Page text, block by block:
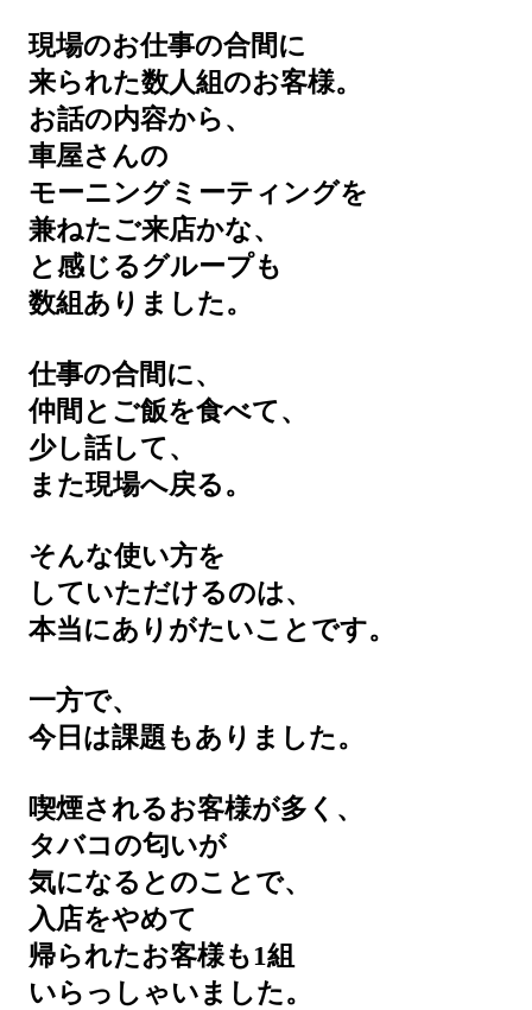
現場のお仕事の合間に
来られた数人組のお客様。
お話の内容から、
車屋さんの
モーニングミーティングを
兼ねたご来店かな、
と感じるグループも
数組ありました。
仕事の合間に、
仲間とご飯を食べて、
少し話して、
また現場へ戻る。
そんな使い方を
していただけるのは、
本当にありがたいことです。
一方で、
今日は課題もありました。
喫煙されるお客様が多く、
タバコの匂いが
気になるとのことで、
入店をやめて
帰られたお客様も1組
いらっしゃいました。